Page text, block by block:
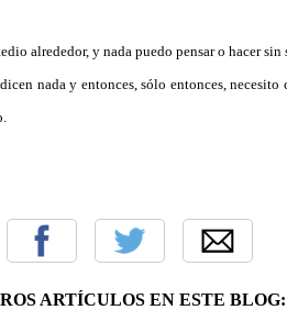
alrededor, y nada puedo pensar o hacer
nada y entonces, sólo entonces,
ARTÍCULOS EN ESTE BLOG: